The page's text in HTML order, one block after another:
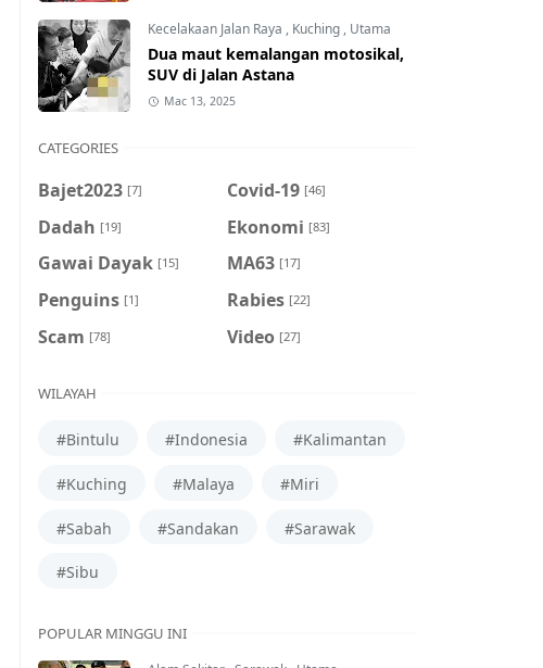
Kecelakaan Jalan Raya , Kuching , Utama
Dua maut kemalangan motosikal,
SUV di Jalan Astana
Mac 13, 2025
CATEGORIES
Bajet2023 [7] Covid-19 [46]
Dadah [19] Ekonomi [83]
Gawai Dayak [15] MA63 [17]
Penguins [1] Rabies [22]
Scam [78] Video [27]
WILAYAH
#Bintulu #Indonesia #Kalimantan
#Kuching #Malaya #Miri
#Sabah #Sandakan #Sarawak
#Sibu
POPULAR MINGGU INI